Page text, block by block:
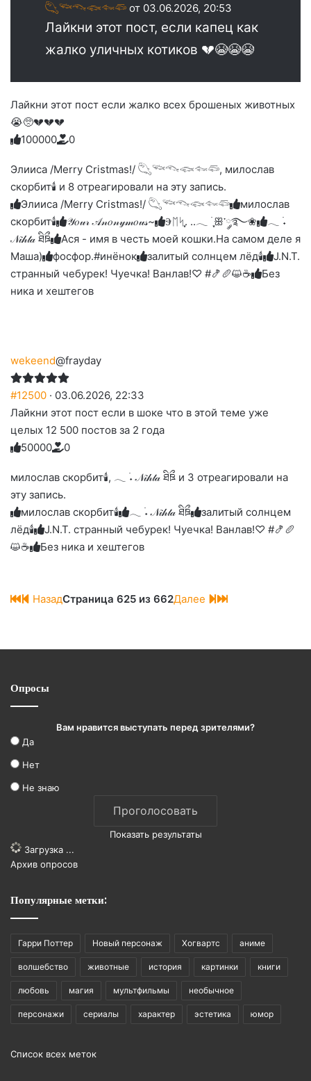
𓆡𓆝𓆞𓆟𓆜𓆛 от 03.06.2026, 20:53
Лайкни этот пост, если капец как
жалко уличных котиков 💔😭😭😭
Лайкни этот пост если жалко всех брошеных животных
😭🥺💔💔💔
Голосуйте
вверх.
10
Нажмите
реакцию:
улыбаюсь
0
Нажмите
реакцию:
смеюсь
до
слез
0
Нажмите
реакцию:
печаль
0
Нажмите
реакцию:
плачу
0
Нажмите
благодарю
0
Элииса /Merry Cristmas!/ 𓆡𓆝𓆞𓆟𓆜𓆛, милослав
скорбит🕯 и 8 отреагировали на эту запись.
Элииса /Merry Cristmas!/ 𓆡𓆝𓆞𓆟𓆜𓆛
милослав
скорбит🕯
𝒴𝑜𝓊𝓇 𝒜𝓃𝑜𝓃𝓎𝓂𝑜𝓊𝓈~ Ⰵᛖᛋִֶָ. ..𓂃 ࣪ ִֶָꕥ་༘࿐❀
𓂃 ࣪˖
𝒩𝒾𝒽𝓉𝒶 ཐིཋྀ
Ася - имя в честь моей кошки.На самом деле я
Маша)
фосфор.#инёнок залитый солнцем лёд🕯
J.N.T.
странный чебурек! Чуечка! Ванлав!♡ #🍤🥖😺☕
Без
ника и хештегов
wekeend@frayday
#12500 · 03.06.2026, 22:33
Лайкни этот пост если в шоке что в этой теме уже
целых 12 500 постов за 2 года
Голосуйте
вверх.
5
Нажмите
реакцию:
0
Нажмите
реакцию:
до
слез
0
Нажмите
реакцию:
0
Нажмите
реакцию:
0
Нажмите
благодарю
0
милослав скорбит🕯, 𓂃 ࣪˖ 𝒩𝒾𝒽𝓉𝒶 ཐིཋྀ и 3 отреагировали на
эту запись.
милослав скорбит🕯
𓂃 ࣪˖ 𝒩𝒾𝒽𝓉𝒶 ཐིཋྀ
залитый солнцем
лёд🕯
J.N.T. странный чебурек! Чуечка! Ванлав!♡ #🍤🥖
😺☕
Без ника и хештегов
НазадСтраница 625 из 662Далее
Опросы
Вам нравится выступать перед зрителями?
Да
Нет
Не знаю
Показать результаты
Загрузка ...
Архив опросов
Популярные метки:
Гарри Поттер Новый персонаж Хогвартс аниме
волшебство животные история картинки книги
любовь магия мультфильмы необычное
персонажи сериалы характер эстетика юмор
Список всех меток